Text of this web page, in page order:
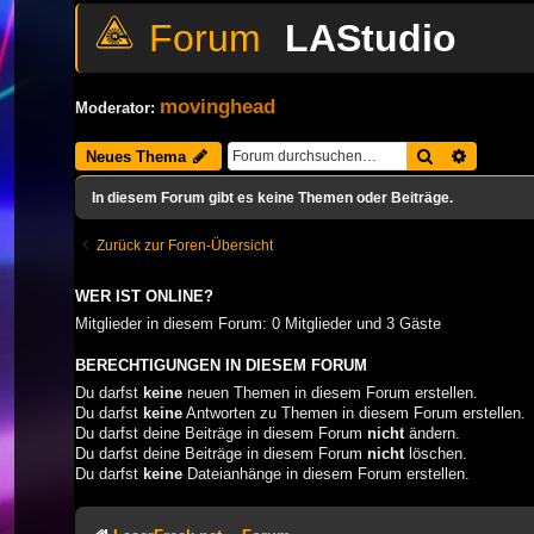
LAStudio
Moderator: movinghead
Neues Thema Suche
In diesem Forum gibt es keine Themen oder Beiträge.
Zurück zur Foren-Übersicht
WER IST ONLINE?
Mitglieder in diesem Forum: 0 Mitglieder und 3 Gäste
BERECHTIGUNGEN IN DIESEM FORUM
Du darfst keine neuen Themen in diesem Forum erstellen.
Du darfst keine Antworten zu Themen in diesem Forum erstellen.
Du darfst deine Beiträge in diesem Forum nicht ändern.
Du darfst deine Beiträge in diesem Forum nicht löschen.
Du darfst keine Dateianhänge in diesem Forum erstellen.